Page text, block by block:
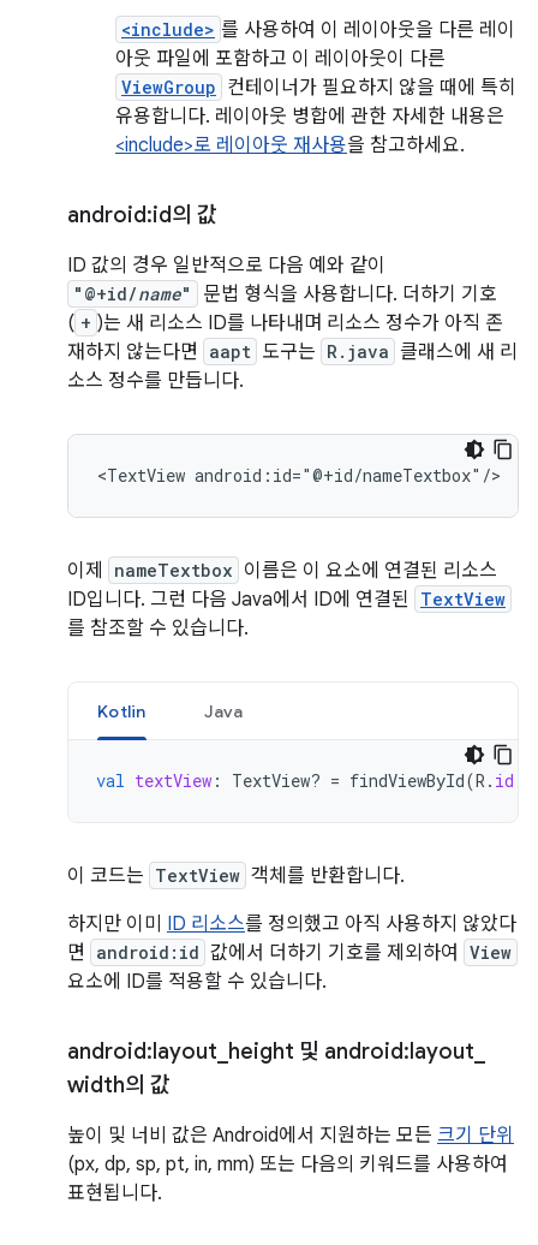
<include> 를 사용하여 이 레이아웃을 다른 레이
아웃 파일에 포함하고 이 레이아웃이 다른
ViewGroup 컨테이너가 필요하지 않을 때에 특히
유용합니다. 레이아웃 병합에 관한 자세한 내용은
<include>로 레이아웃 재사용을 참고하세요.
android:id의 값
ID 값의 경우 일반적으로 다음 예와 같이
"@+id/name"
문법 형식을 사용합니다. 더하기 기호
( + )는 새 리소스 ID를 나타내며 리소스 정수가 아직 존
재하지 않는다면
aapt 도구는 R.java 클래스에 새 리
소스 정수를 만듭니다.
<TextView android:id="@+id/nameTextbox"/>
이제 nameTextbox 이름은 이 요소에 연결된 리소스
ID입니다. 그런 다음 Java에서 ID에 연결된 TextView
를 참조할 수 있습니다.
Kotlin Java
val textView : TextView? = findViewById(R . id
이 코드는 TextView 객체를 반환합니다.
하지만 이미 ID 리소스를 정의했고 아직 사용하지 않았다
면
android:id 값에서 더하기 기호를 제외하여 View
요소에 ID를 적용할 수 있습니다.
android:layout height 및 android:layout
width의 값
높이 및 너비 값은 Android에서 지원하는 모든 크기 단위
(px, dp, sp, pt, in, mm) 또는 다음의 키워드를 사용하여
표현됩니다.